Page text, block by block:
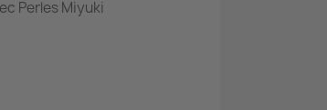
Perles Miyuki